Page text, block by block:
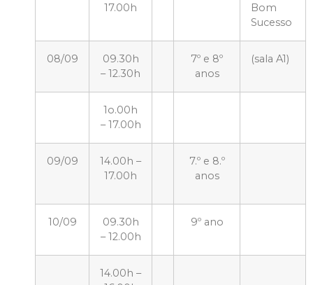
17.00h
Bom
Sucesso
08/09
09.30h
– 12.30h
7º e 8º
anos
(sala A1)
1o.00h
– 17.00h
09/09
14.00h –
17.00h
7.º e 8.º
anos
10/09
09.30h
– 12.00h
9º ano
14.00h –